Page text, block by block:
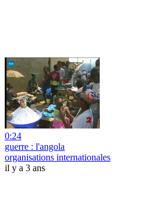
0:24
guerre : l'angola
organisations internationales
il y a 3 ans